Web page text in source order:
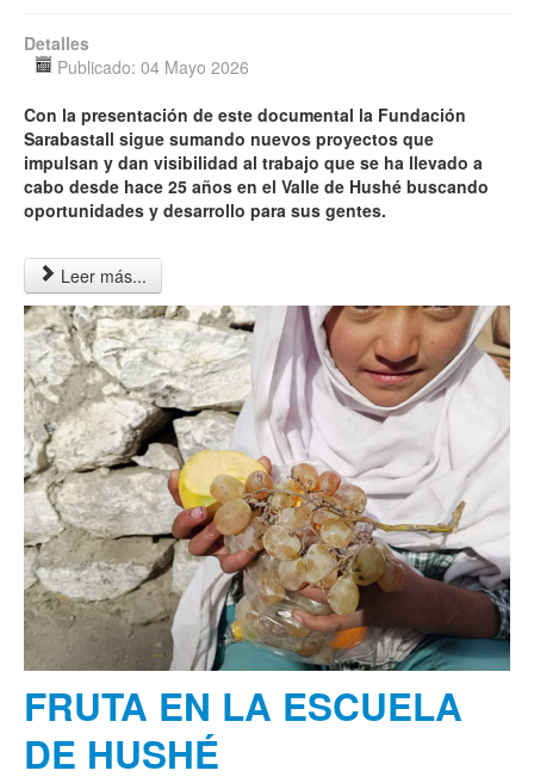
Detalles
Publicado: 04 Mayo 2026
Con la presentación de este documental la Fundación
Sarabastall sigue sumando nuevos proyectos que
impulsan y dan visibilidad al trabajo que se ha llevado a
cabo desde hace 25 años en el Valle de Hushé buscando
oportunidades y desarrollo para sus gentes.
Leer más...
FRUTA EN LA ESCUELA
DE HUSHÉ